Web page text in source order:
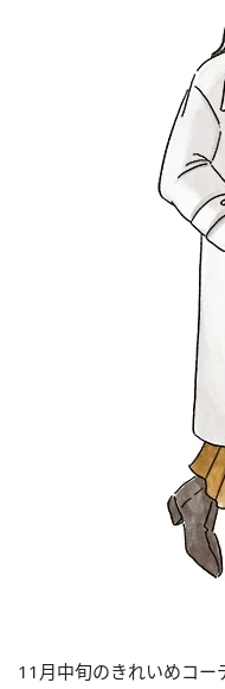
11月中旬のきれいめコー